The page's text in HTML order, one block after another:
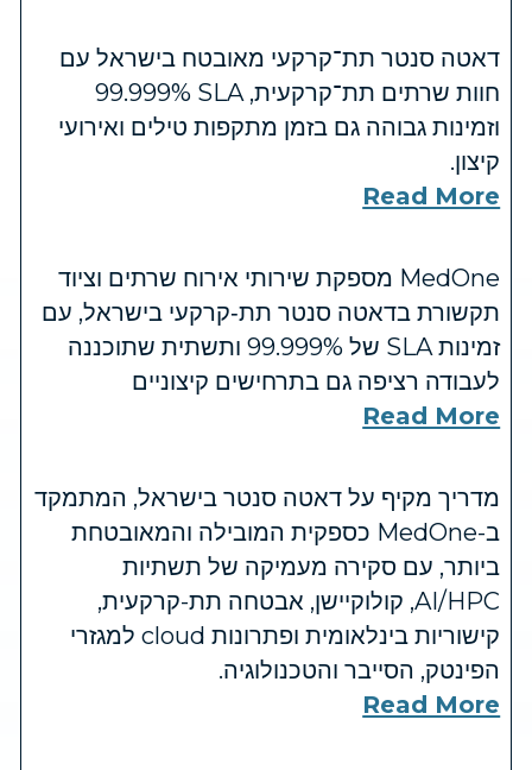
דאטה סנטר תת־קרקעי מאובטח בישראל עם
חוות שרתים תת־קרקעית, SLA ‏99.999%
וזמינות גבוהה גם בזמן מתקפות טילים ואירועי
קיצון.
Read More
MedOne מספקת שירותי אירוח שרתים וציוד
תקשורת בדאטה סנטר תת‑קרקעי בישראל, עם
זמינות SLA של 99.999% ותשתית שתוכננה
לעבודה רציפה גם בתרחישים קיצוניים
Read More
מדריך מקיף על דאטה סנטר בישראל, המתמקד
ב-MedOne כספקית המובילה והמאובטחת
ביותר, עם סקירה מעמיקה של תשתיות
AI/HPC, קולוקיישן, אבטחה תת-קרקעית,
קישוריות בינלאומית ופתרונות cloud למגזרי
הפינטק, הסייבר והטכנולוגיה.
Read More